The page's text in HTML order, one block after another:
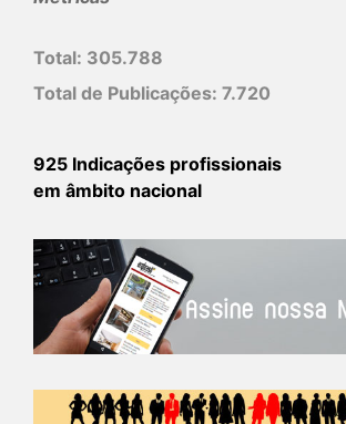
Total: 305.788
Total de Publicações: 7.720
925 Indicações profissionais
em âmbito nacional